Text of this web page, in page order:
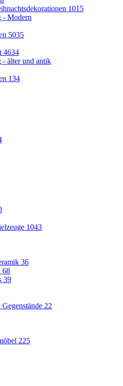
1015
- Modern
5035
4634
- älter und antik
134
1043
36
68
39
22
225